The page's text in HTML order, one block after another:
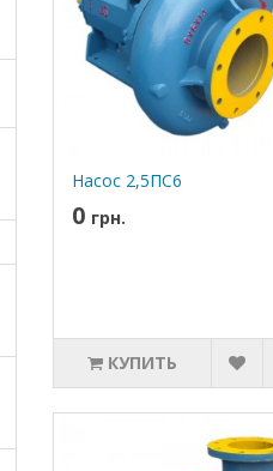
Насос 2,5ПС6
0 грн.
КУПИТЬ